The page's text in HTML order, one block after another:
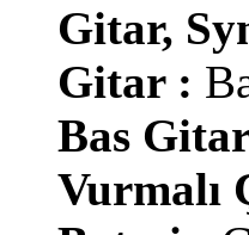
Gitar,
Gitar :
Bas
Vurmalı